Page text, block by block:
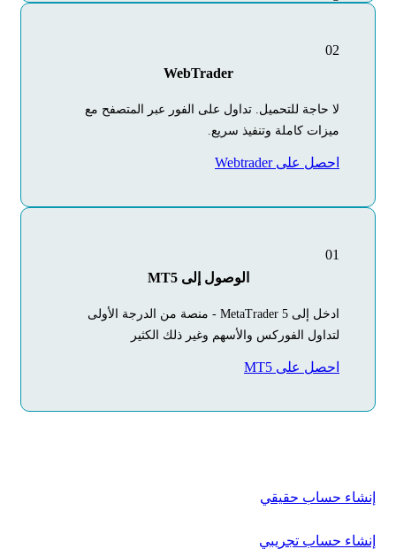
02
WebTrader
لا حاجة للتحميل. تداول على الفور عبر المتصفح مع
ميزات كاملة وتنفيذ سريع.
احصل على Webtrader
01
الوصول إلى MT5
ادخل إلى MetaTrader 5 - منصة من الدرجة الأولى
لتداول الفوركس والأسهم وغير ذلك الكثير
احصل على MT5
إنشاء حساب حقيقي
إنشاء حساب تجريبي